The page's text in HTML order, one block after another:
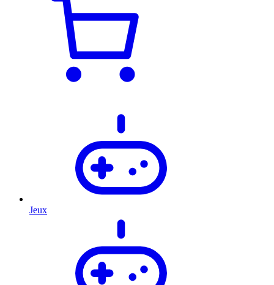
Jeux